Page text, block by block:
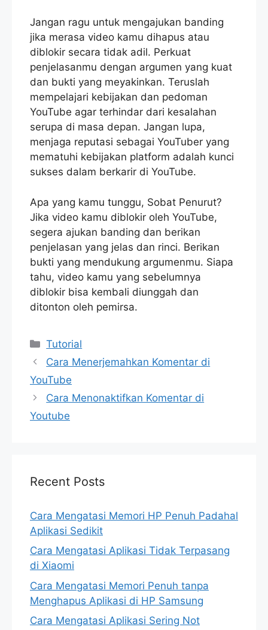
Jangan ragu untuk mengajukan banding
jika merasa video kamu dihapus atau
diblokir secara tidak adil. Perkuat
penjelasanmu dengan argumen yang kuat
dan bukti yang meyakinkan. Teruslah
mempelajari kebijakan dan pedoman
YouTube agar terhindar dari kesalahan
serupa di masa depan. Jangan lupa,
menjaga reputasi sebagai YouTuber yang
mematuhi kebijakan platform adalah kunci
sukses dalam berkarir di YouTube.
Apa yang kamu tunggu, Sobat Penurut?
Jika video kamu diblokir oleh YouTube,
segera ajukan banding dan berikan
penjelasan yang jelas dan rinci. Berikan
bukti yang mendukung argumenmu. Siapa
tahu, video kamu yang sebelumnya
diblokir bisa kembali diunggah dan
ditonton oleh pemirsa.
Categories
Tutorial
Cara Menerjemahkan Komentar di
YouTube
Cara Menonaktifkan Komentar di
Youtube
Recent Posts
Cara Mengatasi Memori HP Penuh Padahal
Aplikasi Sedikit
Cara Mengatasi Aplikasi Tidak Terpasang
di Xiaomi
Cara Mengatasi Memori Penuh tanpa
Menghapus Aplikasi di HP Samsung
Cara Mengatasi Aplikasi Sering Not